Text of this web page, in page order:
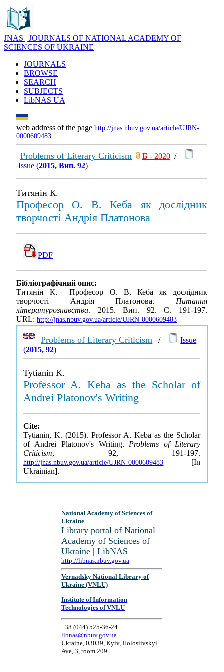
JNAS | JOURNALS OF NATIONAL ACADEMY OF
SCIENCES OF UKRAINE
JOURNALS
BROWSE
SEARCH
SUBJECTS
LibNAS UA
web address of the page http://jnas.nbuv.gov.ua/article/UJRN-
0000609483
Problems of Literary Criticism Б - 2020 /
Issue (2015, Вип. 92)
Титянін К.
Професор О. В. Кеба як дослідник
творчості Андрія Платонова
PDF
Бібліографічний опис:
Титянін К. Професор О. В. Кеба як дослідник
творчості Андрія Платонова. Питання
літературознавства. 2015. Вип. 92. С. 191-197.
URL: http://jnas.nbuv.gov.ua/article/UJRN-0000609483
Problems of Literary Criticism /
Issue
(2015, 92)
Tytianin K.
Professor A. Keba as the Scholar of
Andrei Platonov's Writing
Cite:
Tytianin, K. (2015). Professor A. Keba as the Scholar
of Andrei Platonov's Writing. Problems of Literary
Criticism, 92, 191-197.
http://jnas.nbuv.gov.ua/article/UJRN-0000609483 [In
Ukrainian].
National Academy of Sciences of
Ukraine
Library portal of National
Academy of Sciences of
Ukraine | LibNAS
http://libnas.nbuv.gov.ua
Vernadsky National Library of
Ukraine (VNLU)
Institute of Information
Technologies of VNLU
+38 (044) 525-36-24
libnas@nbuv.gov.ua
Ukraine, 03039, Kyiv, Holosiivskyi
Ave, 3, room 209